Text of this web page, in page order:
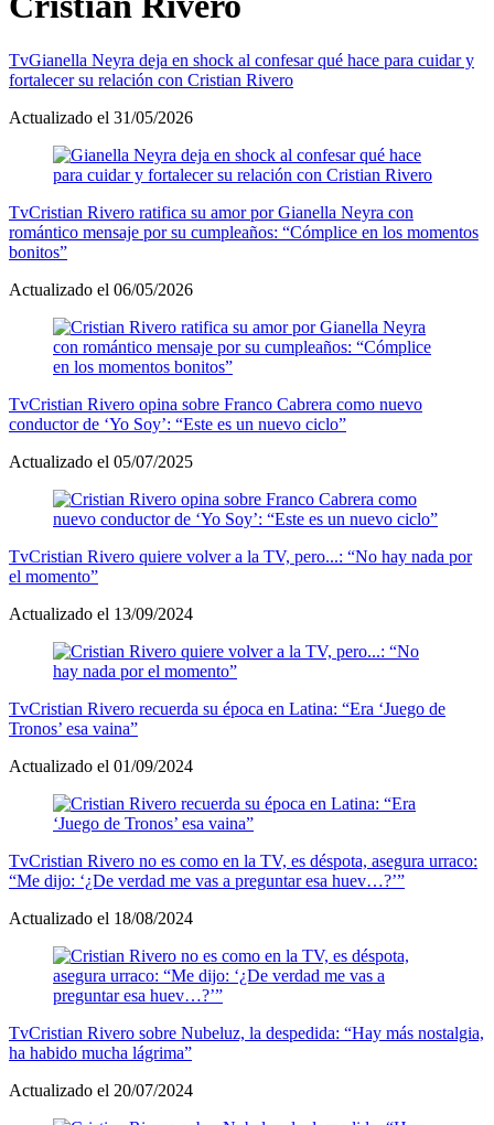
TvGianella Neyra deja en shock al confesar qué hace para cuidar y
fortalecer su relación con Cristian Rivero
Actualizado el 31/05/2026
TvCristian Rivero ratifica su amor por Gianella Neyra con
romántico mensaje por su cumpleaños: “Cómplice en los momentos
bonitos”
Actualizado el 06/05/2026
TvCristian Rivero opina sobre Franco Cabrera como nuevo
conductor de ‘Yo Soy’: “Este es un nuevo ciclo”
Actualizado el 05/07/2025
TvCristian Rivero quiere volver a la TV, pero...: “No hay nada por
el momento”
Actualizado el 13/09/2024
TvCristian Rivero recuerda su época en Latina: “Era ‘Juego de
Tronos’ esa vaina”
Actualizado el 01/09/2024
TvCristian Rivero no es como en la TV, es déspota, asegura urraco:
“Me dijo: ‘¿De verdad me vas a preguntar esa huev…?’”
Actualizado el 18/08/2024
TvCristian Rivero sobre Nubeluz, la despedida: “Hay más nostalgia,
ha habido mucha lágrima”
Actualizado el 20/07/2024